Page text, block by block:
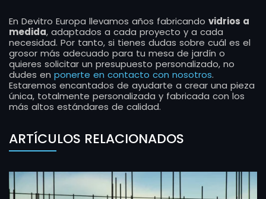
En Devitro Europa llevamos años fabricando vidrios a
medida, adaptados a cada proyecto y a cada
necesidad. Por tanto, si tienes dudas sobre cuál es el
grosor más adecuado para tu mesa de jardín o
quieres solicitar un presupuesto personalizado, no
dudes en ponerte en contacto con nosotros.
Estaremos encantados de ayudarte a crear una pieza
única, totalmente personalizada y fabricada con los
más altos estándares de calidad.
ARTÍCULOS RELACIONADOS